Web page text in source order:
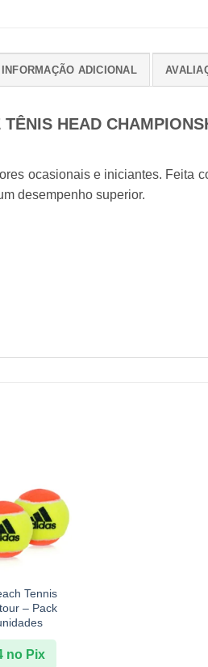
INFORMAÇÃO ADICIONAL
TÊNIS HEAD
ocasionais e iniciantes. Feita
desempenho superior.
Tennis
– Pack
no Pix